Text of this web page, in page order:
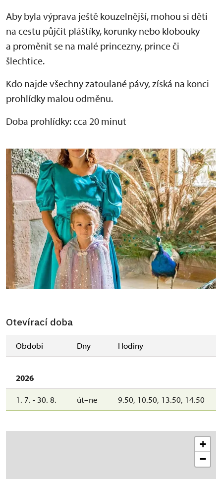
Aby byla výprava ještě kouzelnější, mohou si děti
na cestu půjčit pláštíky, korunky nebo klobouky
a proměnit se na malé princezny, prince či
šlechtice.
Kdo najde všechny zatoulané pávy, získá na konci
prohlídky malou odměnu.
Doba prohlídky: cca 20 minut
Otevírací doba
Období Dny Hodiny
2026
1. 7. - 30. 8. út–ne 9.50, 10.50, 13.50, 14.50
+
−